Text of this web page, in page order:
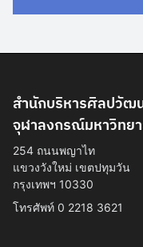
สำนักบริหารศิลปวัฒ
จุฬาลงกรณ์มหาวิทย
254 ถนนพญาไท
แขวงวังใหม่ เขตปทุมวัน
กรุงเทพฯ 10330
โทรศัพท์ 0 2218 3621